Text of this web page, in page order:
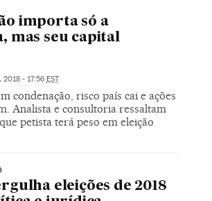
importa só a
mas seu capital
2018 - 17:56 EST
condenação, risco país cai e ações
Analista e consultoria ressaltam
petista terá peso em eleição
eleições de 2018